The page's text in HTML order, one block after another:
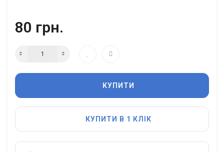
80 грн.
КУПИТИ
КУПИТИ В 1 КЛІК